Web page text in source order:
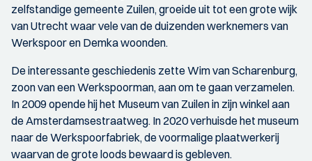
zelfstandige gemeente Zuilen, groeide uit tot een grote wijk
van Utrecht waar vele van de duizenden werknemers van
Werkspoor en Demka woonden.
De interessante geschiedenis zette Wim van Scharenburg,
zoon van een Werkspoorman, aan om te gaan verzamelen.
In 2009 opende hij het Museum van Zuilen in zijn winkel aan
de Amsterdamsestraatweg. In 2020 verhuisde het museum
naar de Werkspoorfabriek, de voormalige plaatwerkerij
waarvan de grote loods bewaard is gebleven.